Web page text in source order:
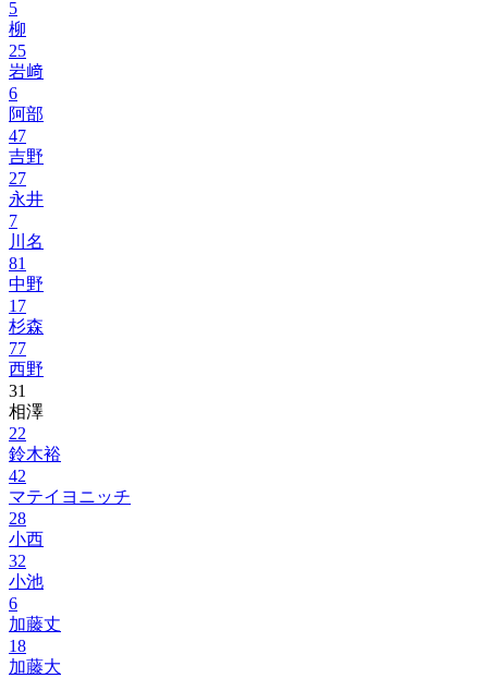
5
柳
25
岩﨑
6
阿部
47
吉野
27
永井
7
川名
81
中野
17
杉森
77
西野
31
相澤
22
鈴木裕
42
マテイヨニッチ
28
小西
32
小池
6
加藤丈
18
加藤大